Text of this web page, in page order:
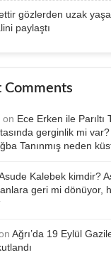
gözlerden uzak
paylaştı
Comments
on Ece Erken ile Parıltı
gerginlik mi
Tanınmış neden
Kalebek kimdir?
geri mi dönüyor,
Ağrı’da 19 Eylül